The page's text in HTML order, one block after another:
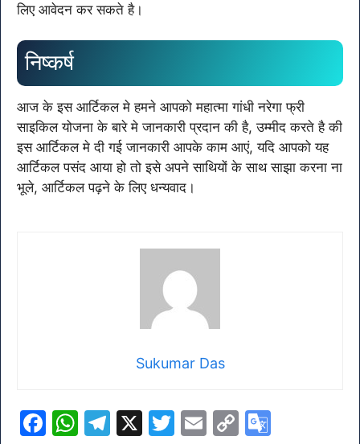
लिए आवेदन कर सकते है।
निष्कर्ष
आज के इस आर्टिकल मे हमने आपको महात्मा गांधी नरेगा फ्री
साइकिल योजना के बारे मे जानकारी प्रदान की है, उम्मीद करते है की
इस आर्टिकल मे दी गई जानकारी आपके काम आएं, यदि आपको यह
आर्टिकल पसंद आया हो तो इसे अपने साथियों के साथ साझा करना ना
भूले, आर्टिकल पढ़ने के लिए धन्यवाद।
Sukumar Das
F
W T
X
T
E
C